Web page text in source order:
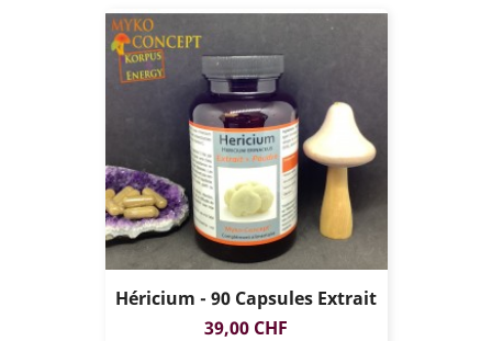
Héricium - 90 Capsules Extrait
Prix
39,00 CHF